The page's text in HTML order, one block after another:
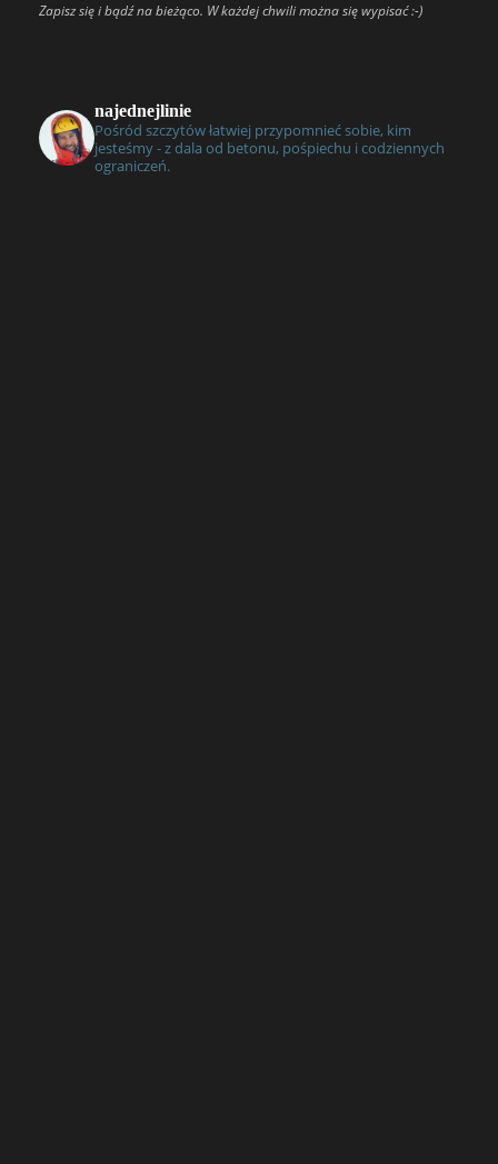
Zapisz się i bądź na bieżąco. W każdej chwili można się wypisać :-)
najednejlinie
Pośród szczytów łatwiej przypomnieć sobie, kim
jesteśmy - z dala od betonu, pośpiechu i codziennych
ograniczeń.